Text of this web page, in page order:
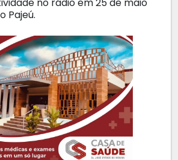
no rádio em 25 de maio
Pajeú.